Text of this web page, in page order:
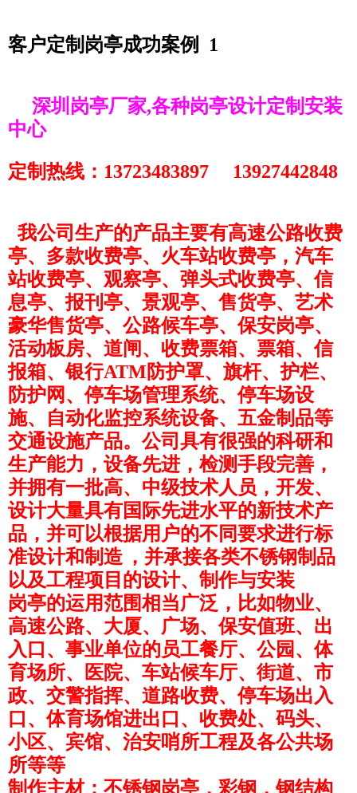
客户定制岗亭成功案例 1
深圳 岗亭厂家,各种岗亭设计定制安装
中心
定制热线：13723483897 13927442848
我公司生产的产品主要有高速公路收费
亭、多款收费亭、火车站收费亭，汽车
站收费亭、观察亭、弹头式收费亭、信
息亭、报刊亭、景观亭、售货亭、艺术
豪华售货亭、公路候车亭、保安岗亭、
活动板房、道闸、收费票箱、票箱、信
报箱、银行ATM防护罩、旗杆、护栏、
防护网、停车场管理系统、停车场设
施、自动化监控系统设备、五金制品等
交通设施产品。公司具有很强的科研和
生产能力，设备先进，检测手段完善，
并拥有一批高、中级技术人员，开发、
设计大量具有国际先进水平的新技术产
品，并可以根据用户的不同要求进行标
准设计和制造 ，并承接各类不锈钢制品
以及工程项目的设计、制作与安装
岗亭的运用范围相当广泛，比如物业、
高速公路、大厦、广场、保安值班、出
入口、事业单位的员工餐厅、公园、体
育场所、医院、车站候车厅、街道、市
政、交警指挥、道路收费、停车场出入
口、体育场馆进出口、收费处、码头、
小区、宾馆、治安哨所工程及各公共场
所等等
制作主材：不锈钢岗亭，彩钢，钢结构